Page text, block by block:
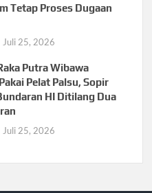
Tetap Proses Dugaan
Juli 25, 2026
Putra Wibawa
Pelat Palsu, Sopir
HI Ditilang Dua
Juli 25, 2026